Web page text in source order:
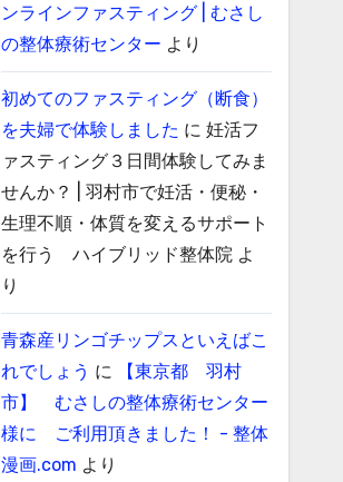
ンラインファスティング | むさし
の整体療術センター より
初めてのファスティング（断食）
を夫婦で体験しました に 妊活フ
ァスティング３日間体験してみま
せんか？ | 羽村市で妊活・便秘・
生理不順・体質を変えるサポート
を行う ハイブリッド整体院 よ
り
青森産リンゴチップスといえばこ
れでしょう に
【東京都 羽村
市】 むさしの整体療術センター
様に ご利用頂きました！ - 整体
漫画.com より